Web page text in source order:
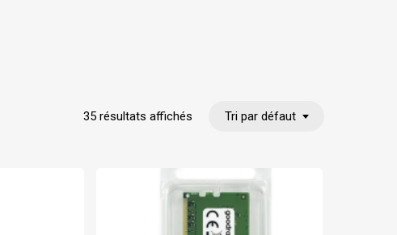
35 résultats affichés Tri par défaut